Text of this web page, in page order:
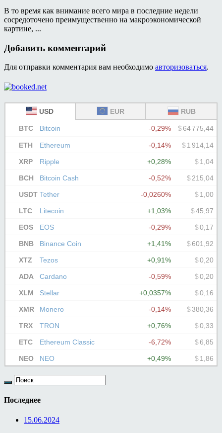
В то время как внимание всего мира в последние недели
сосредоточено преимущественно на макроэкономической
картине, ...
Добавить комментарий
Для отправки комментария вам необходимо авторизоваться.
Последнее
15.06.2024